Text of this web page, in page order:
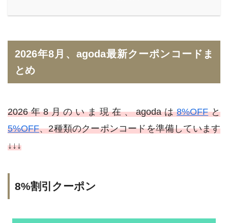
2026年8月、agoda最新クーポンコードま
とめ
2026年8月のいま現在、agodaは8%OFFと
5%OFF、2種類のクーポンコードを準備しています
↓↓↓
8%割引クーポン